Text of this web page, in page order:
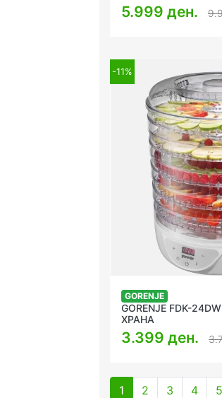
5.999 ден.
-11%
GORENJE
GORENJE FDK-
ХРАНА
3.399 ден.
1 2 3 4 5